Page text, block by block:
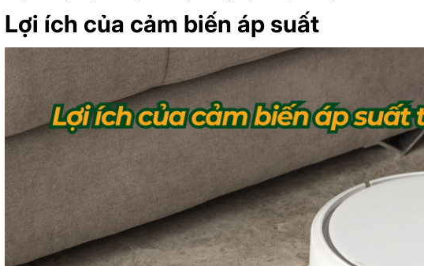
Lợi ích của cảm biến áp suất